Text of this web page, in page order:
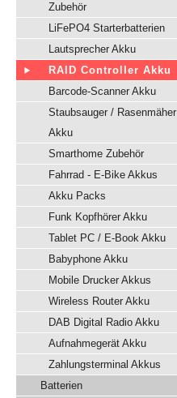
Zubehör
LiFePO4 Starterbatterien
Lautsprecher Akku
RAID Controller Akku
Barcode-Scanner Akku
Staubsauger / Rasenmäher
Akku
Smarthome Zubehör
Fahrrad - E-Bike Akkus
Akku Packs
Funk Kopfhörer Akku
Tablet PC / E-Book Akku
Babyphone Akku
Mobile Drucker Akkus
Wireless Router Akku
DAB Digital Radio Akku
Aufnahmegerät Akku
Zahlungsterminal Akkus
Batterien